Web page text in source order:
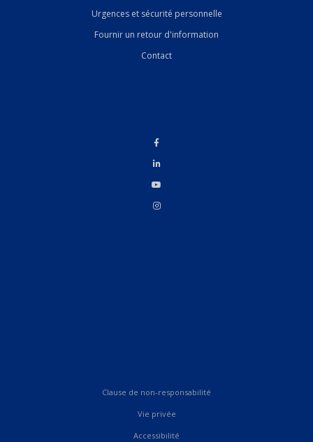
Urgences et sécurité personnelle
Fournir un retour d'information
Contact
Clause de non-responsabilité
Vie privée
Accessibilité